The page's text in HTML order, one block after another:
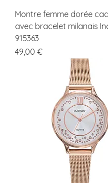
Montre femme dorée
avec bracelet milanais
915363
Prix
49,00 €